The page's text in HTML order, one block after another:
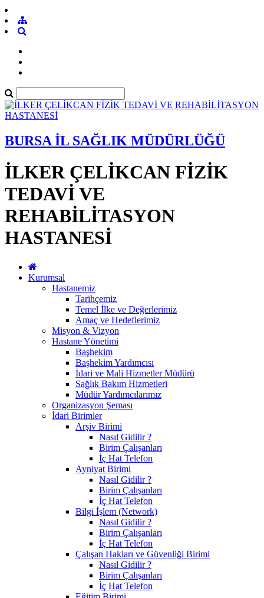
BURSA İL SAĞLIK MÜDÜRLÜĞÜ
İLKER ÇELİKCAN FİZİK
TEDAVİ VE
REHABİLİTASYON
HASTANESİ
Kurumsal
Hastanemiz
Tarihçemiz
Temel İlke ve Değerlerimiz
Amaç ve Hedeflerimiz
Misyon & Vizyon
Hastane Yönetimi
Başhekim
Başhekim Yardımcısı
İdari ve Mali Hizmetler Müdürü
Sağlık Bakım Hizmetleri
Müdür Yardımcılarımız
Organizasyon Şeması
İdari Birimler
Arşiv Birimi
Nasıl Gidilir ?
Birim Çalışanları
İç Hat Telefon
Ayniyat Birimi
Nasıl Gidilir ?
Birim Çalışanları
İç Hat Telefon
Bilgi İşlem (Network)
Nasıl Gidilir ?
Birim Çalışanları
İç Hat Telefon
Çalışan Hakları ve Güvenliği Birimi
Nasıl Gidilir ?
Birim Çalışanları
İç Hat Telefon